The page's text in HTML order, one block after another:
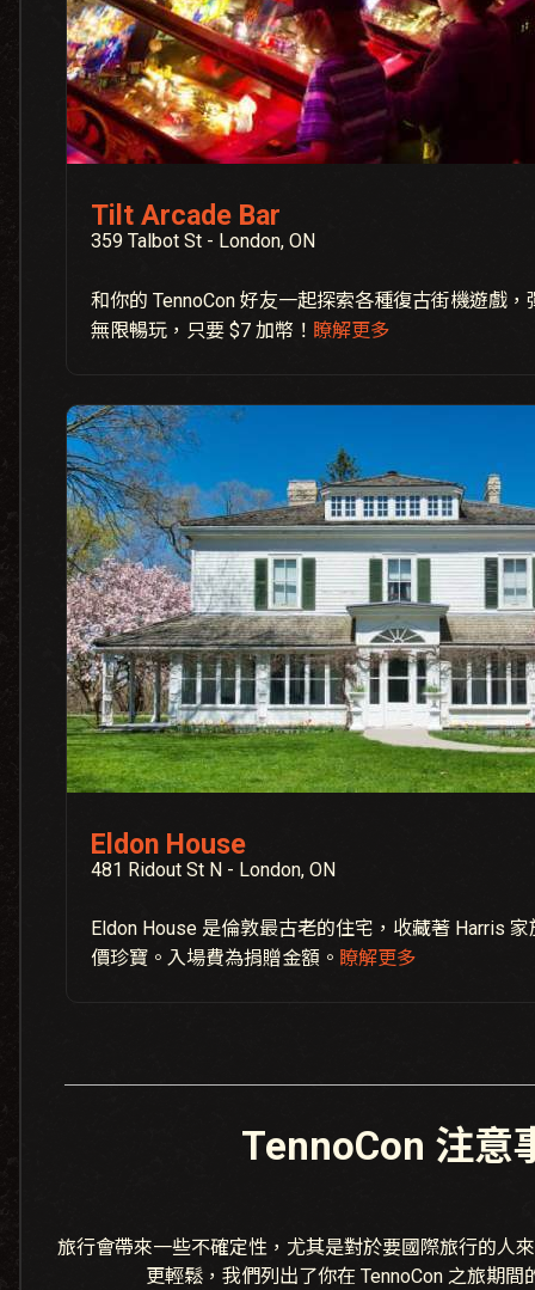
Tilt Arcade Bar
359 Talbot St - London, ON
和你的 TennoCon 好友一起探索各種復古街機遊戲
無限暢玩，只要 $7 加幣！ 瞭解更多
Eldon House
481 Ridout St N - London, ON
Eldon House 是倫敦最古老的住宅，收藏著 Harris
價珍寶。入場費為捐贈金額。 瞭解更多
TennoCon 注意
旅行會帶來一些不確定性，尤其是對於要國際旅行的人
更輕鬆，我們列出了你在 TennoCon 之旅期間